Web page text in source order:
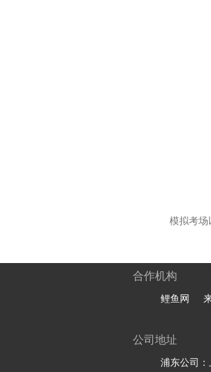
模拟考场
合作机构
鲤鱼网
公司地址
浦东公司：